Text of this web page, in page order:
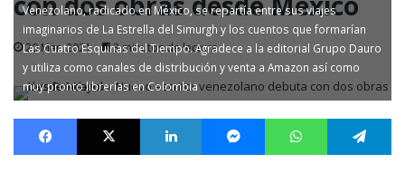
20 Mar, 2021 3 minutos de lectura
Venezolano, radicado en México, se repartía entre sus viajes
imaginarios de La Estrella del Simurgh y los cuentos que formarían
Las Cuatro Esquinas del Tiempo. Agradece a la editorial Grupo Dauro
y utiliza como canales de distribución y venta a Amazon así como
muy pronto librerías en Colombia
Facebook X LinkedIn MessengerWhatsApp